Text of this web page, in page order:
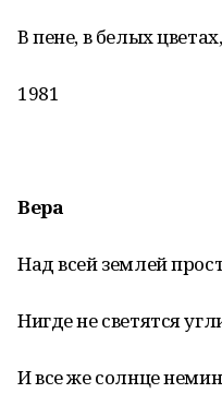
В пене, в белых
1981
Вера
Над всей землей
Нигде не светятся
И все же солнце